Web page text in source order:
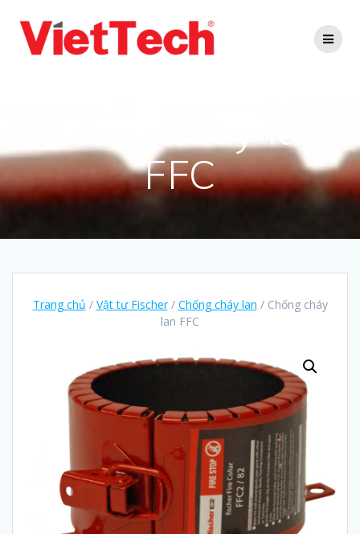
to
content
Chống cháy lan
FFC
Trang chủ / Vật tư Fischer/ Chống cháy lan / Chống cháy
lan FFC